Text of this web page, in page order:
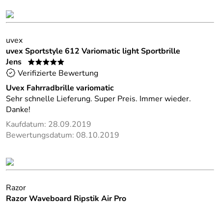
uvex
uvex Sportstyle 612 Variomatic light Sportbrille
Jens
*****
Verifizierte Bewertung
Uvex Fahrradbrille variomatic
Sehr schnelle Lieferung. Super Preis. Immer wieder.
Danke!
Kaufdatum: 28.09.2019
Bewertungsdatum: 08.10.2019
Razor
Razor Waveboard Ripstik Air Pro